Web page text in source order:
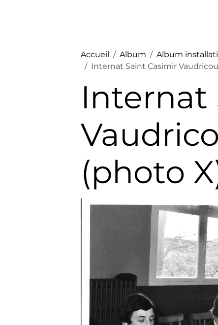
Accueil Album Album
Internat Saint Casimir
Internat
(photo